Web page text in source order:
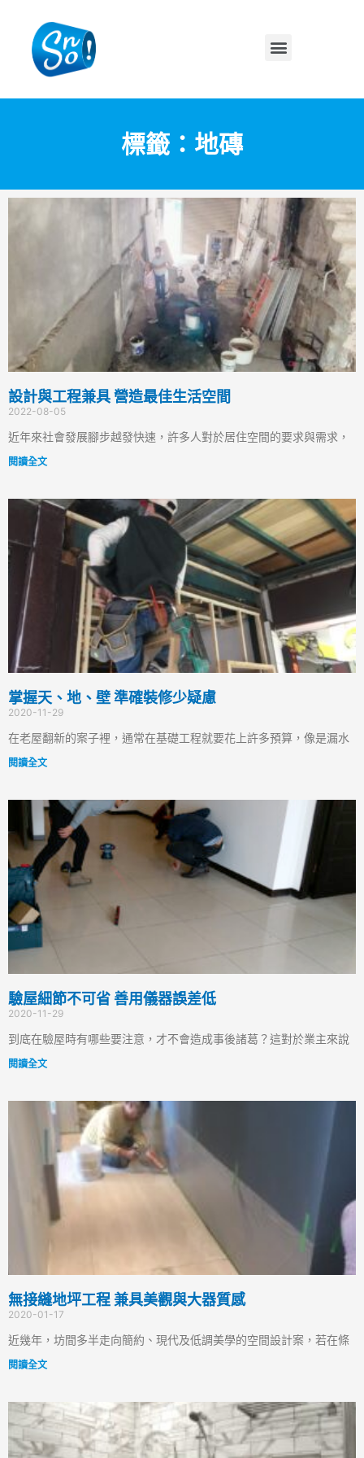
標籤：地磚
設計與工程兼具 營造最佳生活空間
2022-08-05
近年來社會發展腳步越發快速，許多人對於居住空間的要求與需求，
閱讀全文
掌握天、地、壁 準確裝修少疑慮
2020-11-29
在老屋翻新的案子裡，通常在基礎工程就要花上許多預算，像是漏水
閱讀全文
驗屋細節不可省 善用儀器誤差低
2020-11-29
到底在驗屋時有哪些要注意，才不會造成事後諸葛？這對於業主來說
閱讀全文
無接縫地坪工程 兼具美觀與大器質感
2020-01-17
近幾年，坊間多半走向簡約、現代及低調美學的空間設計案，若在條
閱讀全文